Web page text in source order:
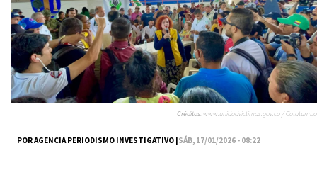
POR AGENCIA PERIODISMO INVESTIGATIVO |SÁB, 17/01/2026 - 08:22
Créditos:www.unidadvictimas.gov.co / Catatumbo